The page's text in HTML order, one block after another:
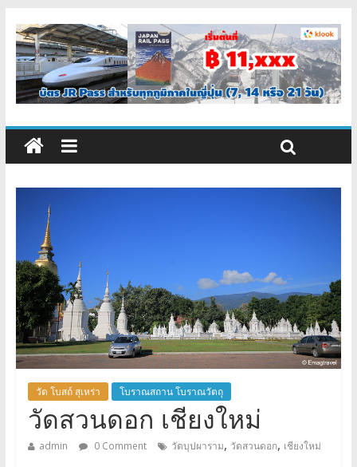
วัด โบสถ์ สุเหร่า โบราณสถาน โบราณวัตถุ
วัดสวนดอก เชียงใหม่
admin 0 Comment วัดบุปผาราม, วัดสวนดอก, เชียงใหม่